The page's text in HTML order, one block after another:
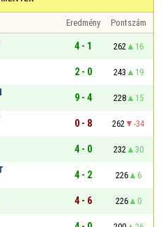
Eredmény
Pontszám
4 - 1 262
16
2 - 0 243
19
9 - 4 228
15
0 - 8 262
-34
4 - 0 232
30
4 - 2 226
6
4 - 6 226
0